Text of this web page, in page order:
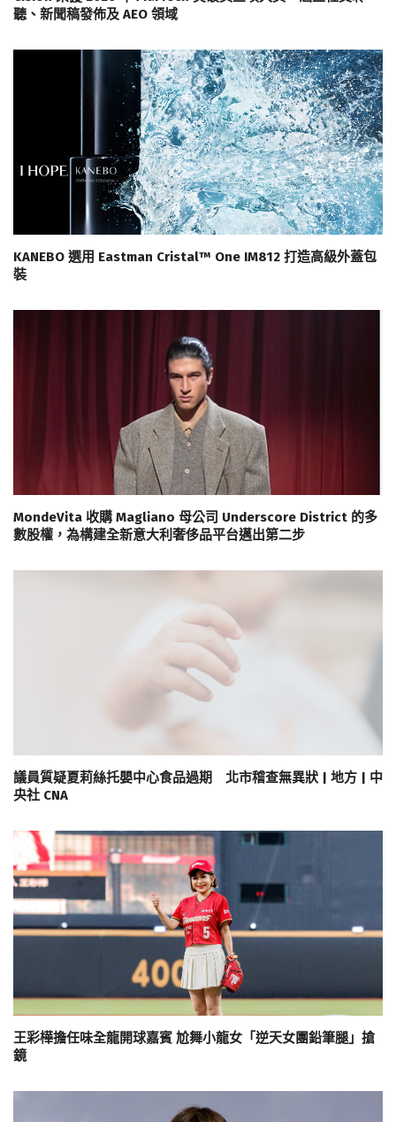
聽、新聞稿發佈及 AEO 領域
KANEBO 選用 Eastman Cristal™ One IM812 打造高級外蓋包
裝
MondeVita 收購 Magliano 母公司 Underscore District 的多
數股權，為構建全新意大利奢侈品平台邁出第二步
議員質疑夏莉絲托嬰中心食品過期 北市稽查無異狀 | 地方 | 中
央社 CNA
王彩樺擔任味全龍開球嘉賓 尬舞小龍女「逆天女團鉛筆腿」搶
鏡